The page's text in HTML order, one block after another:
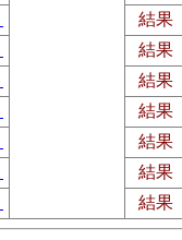
結果
結果
結果
結果
結果
結果
結果